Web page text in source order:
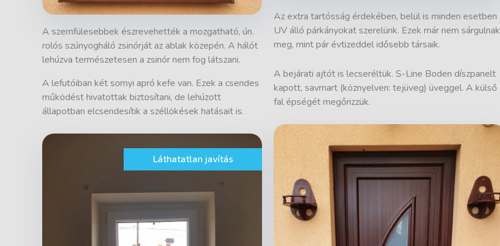
A szemfülesebbek észrevehették a mozgatható, ún.
rolós szúnyogháló zsinórját az ablak közepén. A hálót
lehúzva természetesen a zsinór nem fog látszani.
A lefutóiban két sornyi apró kefe van. Ezek a csendes
működést hivatottak biztosítani, de lehúzott
állapotban elcsendesítik a széllökések hatásait is.
Láthatatlan javítás
Az extra tartósság érdekében, belül is minden esetben
UV álló párkányokat szerelünk. Ezek már nem sárgulnak
meg, mint pár évtizeddel idősebb társaik.
A bejárati ajtót is lecseréltük. S-Line Boden díszpanelt
kapott, savmart (köznyelven: tejüveg) üveggel. A külső
fal épségét megőrizzük.